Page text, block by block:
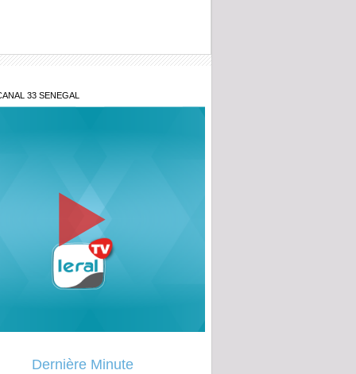
33 SENEGAL
Dernière Minute
on accepter cette opacité ?» : le Juge